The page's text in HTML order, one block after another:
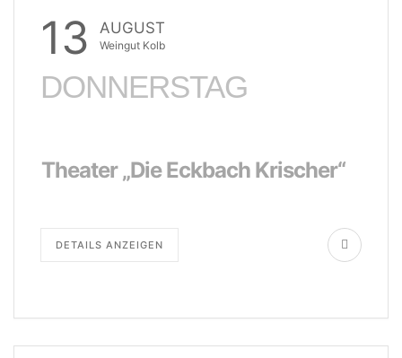
13 AUGUST
Weingut Kolb
DONNERSTAG
Theater „Die Eckbach Krischer“
DETAILS ANZEIGEN